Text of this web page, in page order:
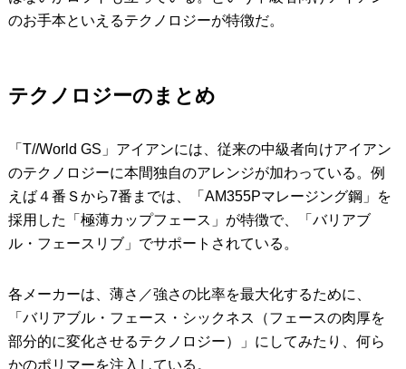
のお手本といえるテクノロジーが特徴だ。
テクノロジーのまとめ
「T//World GS」アイアンには、従来の中級者向けアイアン
のテクノロジーに本間独自のアレンジが加わっている。例
えば４番Ｓから7番までは、「AM355Pマレージング鋼」を
採用した「極薄カップフェース」が特徴で、「バリアブ
ル・フェースリブ」でサポートされている。
各メーカーは、薄さ／強さの比率を最大化するために、
「バリアブル・フェース・シックネス（フェースの肉厚を
部分的に変化させるテクノロジー）」にしてみたり、何ら
かのポリマーを注入している。